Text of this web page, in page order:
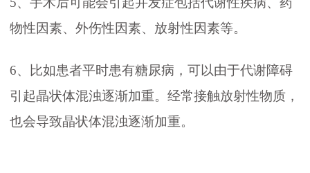
物性因素、外伤性因素、放射性因素等。
6、比如患者平时患有糖尿病，可以由于代谢障碍
引起晶状体混浊逐渐加重。经常接触放射性物质，
也会导致晶状体混浊逐渐加重。